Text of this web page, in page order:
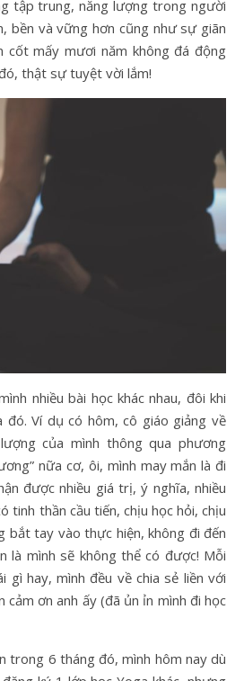
tập trung, năng lượng trong người
bền và vững hơn cũng như sự giãn
cốt mấy mươi năm không đá động
thật sự tuyệt vời lắm!
nhiều bài học khác nhau, đôi khi
đó. Ví dụ có hôm, cô giáo giảng về
của mình thông qua phương
nữa cơ, ôi, mình may mắn là đi
được nhiều giá trị, ý nghĩa, nhiều
tinh thần cầu tiến, chịu học hỏi, chịu
bắt tay vào thực hiện, không đi đến
là mình sẽ không thể có được! Mỗi
gì hay, mình đều về chia sẻ liền với
cảm ơn anh ấy (đã ủn ỉn mình đi học
trong 6 tháng đó, mình hôm nay dù